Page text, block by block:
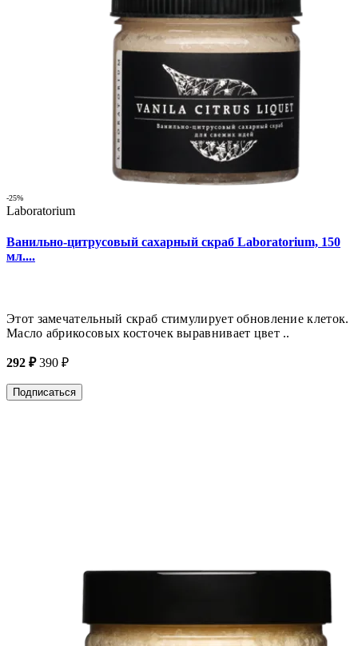
-25%
Laboratorium
Ванильно-цитрусовый сахарный скраб Laboratorium, 150
мл....
Этот замечательный скраб стимулирует обновление клеток.
Масло абрикосовых косточек выравнивает цвет ..
292 ₽ 390 ₽
Подписаться